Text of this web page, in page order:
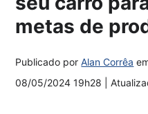
metas de
Publicado porAlan Corrêa
08/05/2024 19h28
|